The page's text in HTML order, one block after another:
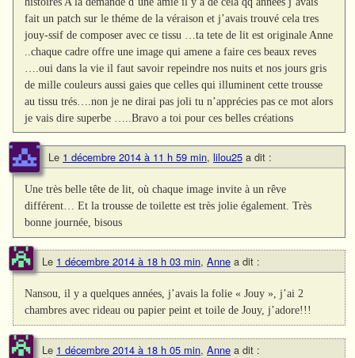
fait un patch sur le théme de la véraison et j’avais trouvé cela tres
jouy-ssif de composer avec ce tissu …ta tete de lit est originale Anne
..chaque cadre offre une image qui amene a faire ces beaux reves
….oui dans la vie il faut savoir repeindre nos nuits et nos jours gris
de mille couleurs aussi gaies que celles qui illuminent cette trousse
au tissu trés….non je ne dirai pas joli tu n’apprécies pas ce mot alors
je vais dire superbe …..Bravo a toi pour ces belles créations
Le 1 décembre 2014 à 11 h 59 min, lilou25 a dit :
Une très belle tête de lit, où chaque image invite à un rêve
différent… Et la trousse de toilette est très jolie également. Très
bonne journée, bisous
Le 1 décembre 2014 à 18 h 03 min, Anne a dit :
Nansou, il y a quelques années, j’avais la folie « Jouy », j’ai 2
chambres avec rideau ou papier peint et toile de Jouy, j’adore!!!
Le 1 décembre 2014 à 18 h 05 min, Anne a dit :